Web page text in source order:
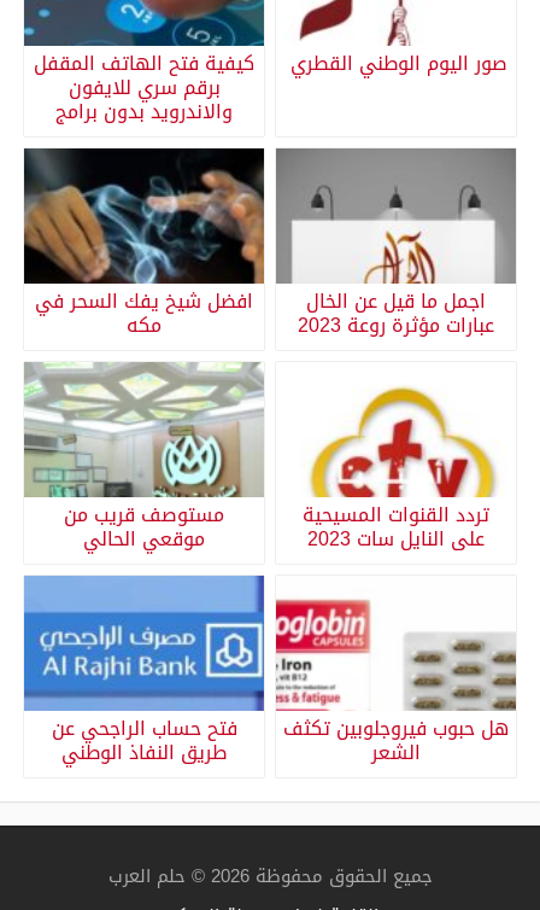
صور اليوم الوطني القطري كيفية فتح الهاتف المقفل
برقم سري للايفون
والاندرويد بدون برامج
اجمل ما قيل عن الخال
عبارات مؤثرة روعة 2023
افضل شيخ يفك السحر في
مكه
تردد القنوات المسيحية
على النايل سات 2023
مستوصف قريب من
موقعي الحالي
هل حبوب فيروجلوبين تكثف
الشعر
فتح حساب الراجحي عن
طريق النفاذ الوطني
جميع الحقوق محفوظة 2026 © حلم العرب